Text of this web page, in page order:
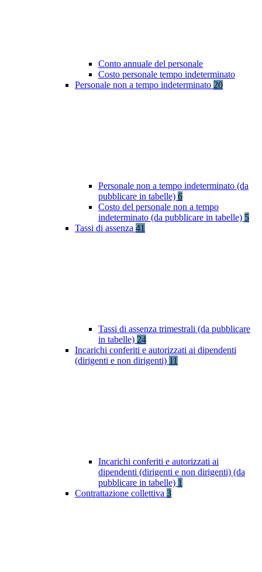
Conto annuale del personale
Costo personale tempo indeterminato
Personale non a tempo indeterminato 20
Personale non a tempo indeterminato (da
pubblicare in tabelle) 6
Costo del personale non a tempo
indeterminato (da pubblicare in tabelle) 5
Tassi di assenza 41
Tassi di assenza trimestrali (da pubblicare
in tabelle) 24
Incarichi conferiti e autorizzati ai dipendenti
(dirigenti e non dirigenti) 11
Incarichi conferiti e autorizzati ai
dipendenti (dirigenti e non dirigenti) (da
pubblicare in tabelle) 1
Contrattazione collettiva 3